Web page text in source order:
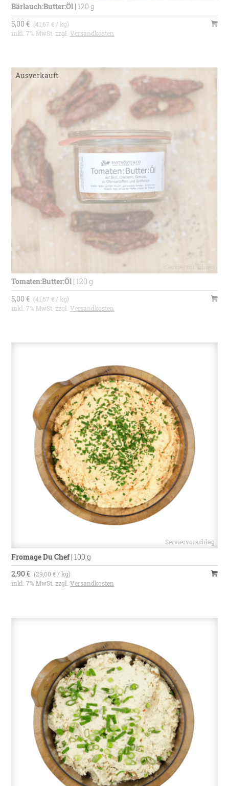
Bärlauch:Butter:Öl| 120 g
5,00 € (41,67 € / kg)
inkl. 7% MwSt. zzgl.Versandkosten
Tomaten:Butter:Öl| 120 g
5,00 € (41,67 € / kg)
inkl. 7% MwSt. zzgl.Versandkosten
Fromage Du Chef|100 g
2,90 € (29,00 € / kg)
inkl. 7% MwSt. zzgl.Versandkosten